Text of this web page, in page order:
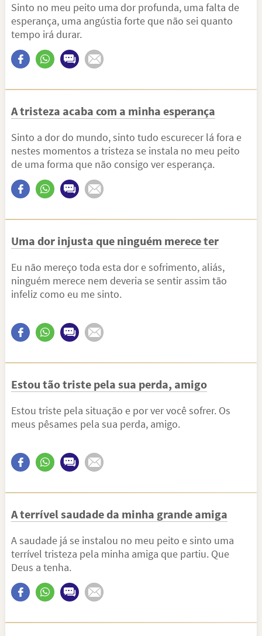
Sinto no meu peito uma dor profunda, uma falta de
esperança, uma angústia forte que não sei quanto
tempo irá durar.
A tristeza acaba com a minha esperança
Sinto a dor do mundo, sinto tudo escurecer lá fora e
nestes momentos a tristeza se instala no meu peito
de uma forma que não consigo ver esperança.
Uma dor injusta que ninguém merece ter
Eu não mereço toda esta dor e sofrimento, aliás,
ninguém merece nem deveria se sentir assim tão
infeliz como eu me sinto.
Estou tão triste pela sua perda, amigo
Estou triste pela situação e por ver você sofrer. Os
meus pêsames pela sua perda, amigo.
A terrível saudade da minha grande amiga
A saudade já se instalou no meu peito e sinto uma
terrível tristeza pela minha amiga que partiu. Que
Deus a tenha.